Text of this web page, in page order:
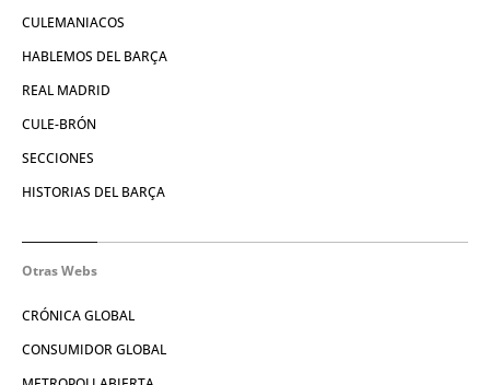
CULEMANIACOS
HABLEMOS DEL BARÇA
REAL MADRID
CULE-BRÓN
SECCIONES
HISTORIAS DEL BARÇA
Otras Webs
CRÓNICA GLOBAL
CONSUMIDOR GLOBAL